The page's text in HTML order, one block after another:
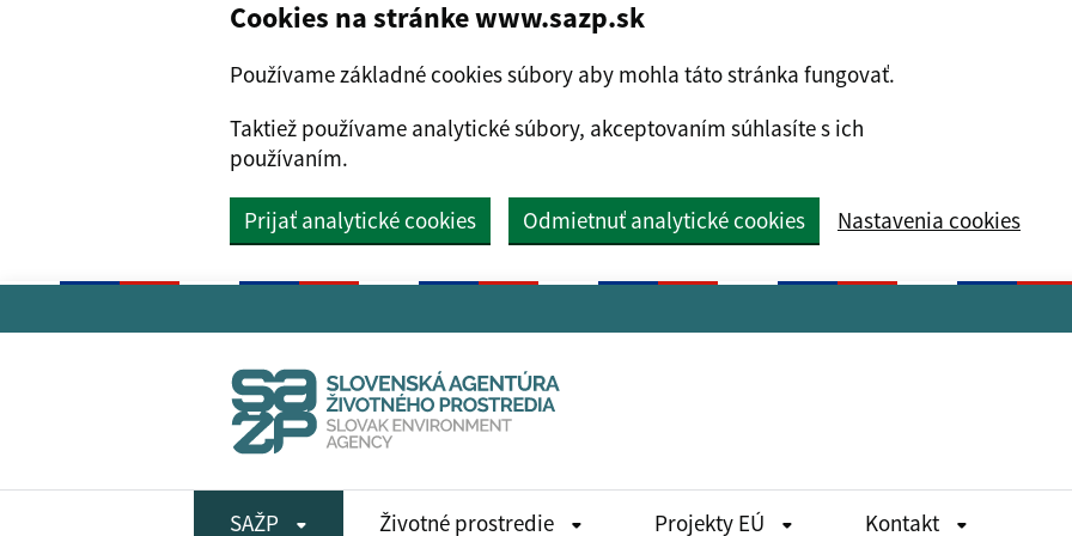
Cookies na stránke www.sazp.sk
Používame základné cookies súbory aby mohla táto stránka fungovať.
Taktiež používame analytické súbory, akceptovaním súhlasíte s ich
používaním.
Prijať analytické cookies Odmietnuť analytické cookies Nastavenia cookies
SAŽP Životné prostredie Projekty EÚ Kontakt